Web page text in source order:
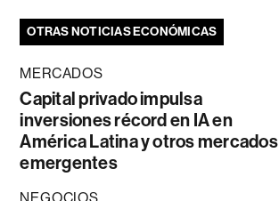
OTRAS NOTICIAS ECONÓMICAS
MERCADOS
Capital privado impulsa
inversiones récord en IA en
América Latina y otros mercados
emergentes
NEGOCIOS